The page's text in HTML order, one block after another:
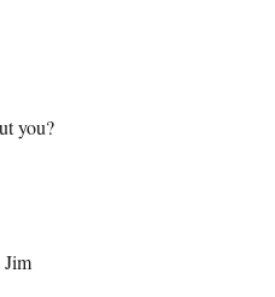
you?